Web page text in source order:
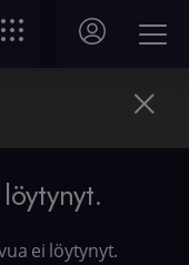
ei löytynyt.